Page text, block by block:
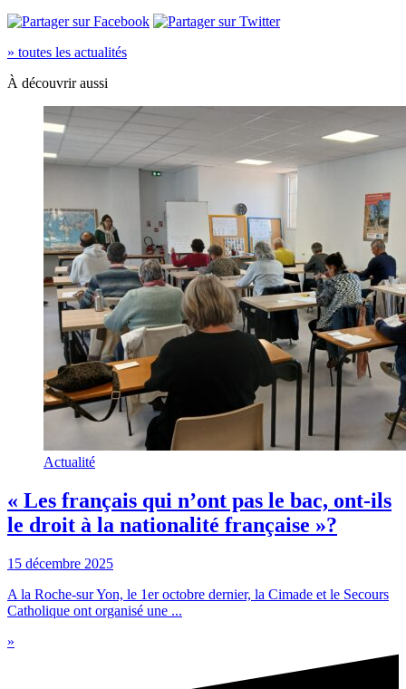
» toutes les actualités
À découvrir aussi
Actualité
« Les français qui n’ont pas le bac, ont-ils
le droit à la nationalité française »?
15 décembre 2025
A la Roche-sur Yon, le 1er octobre dernier, la Cimade et le Secours
Catholique ont organisé une ...
»